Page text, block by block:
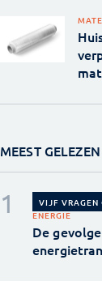
MEEST GELEZEN
VIJF VRAGEN
ENERGIE
De